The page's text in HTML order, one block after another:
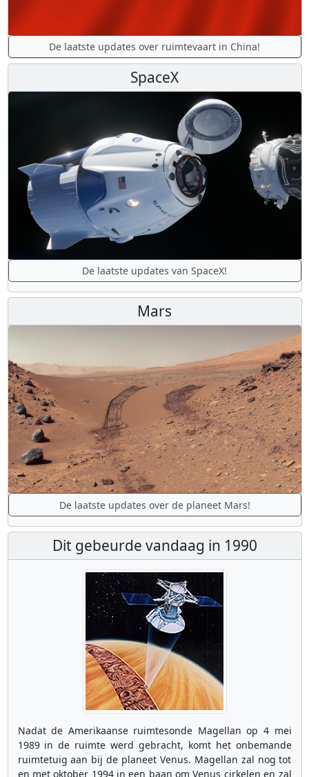
De laatste updates over ruimtevaart in China!
SpaceX
De laatste updates van SpaceX!
Mars
De laatste updates over de planeet Mars!
Dit gebeurde vandaag in 1990
Nadat de Amerikaanse ruimtesonde Magellan op 4 mei
1989 in de ruimte werd gebracht, komt het onbemande
ruimtetuig aan bij de planeet Venus. Magellan zal nog tot
en met oktober 1994 in een baan om Venus cirkelen en zal